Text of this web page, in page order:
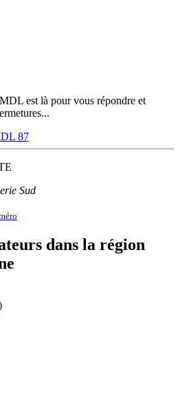
est là pour vous répondre et
87
Sud
dans la région